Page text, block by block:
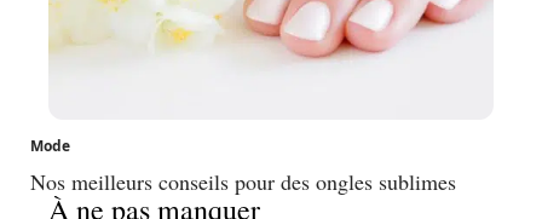
Mode
Nos meilleurs conseils pour des ongles sublimes
À ne pas manquer